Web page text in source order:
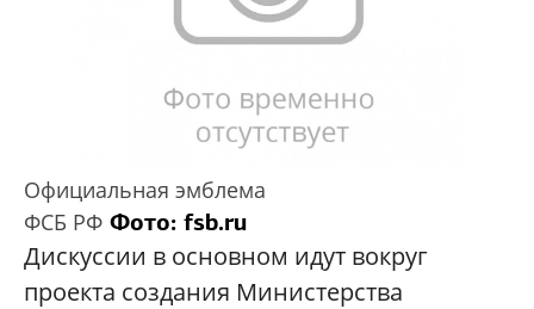
Официальная эмблема
ФСБ РФ Фото: fsb.ru
Дискуссии в основном идут вокруг
проекта создания Министерства